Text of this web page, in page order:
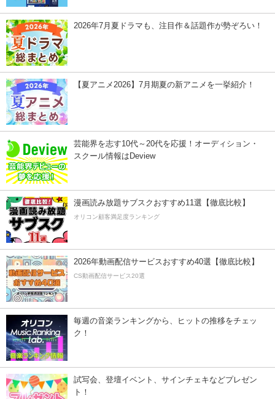
2026年7月夏ドラマも、注目作＆話題作が勢ぞろい！
【夏アニメ2026】7月期夏の新アニメを一挙紹介！
芸能界を志す10代～20代を応援！オーディション・
スクール情報はDeview
漫画読み放題サブスクおすすめ11選【徹底比較】
オリコン顧客満足度ランキング
2026年動画配信サービスおすすめ40選【徹底比較】
CS動画配信サービス20選
毎週の音楽ランキングから、ヒットの推移をチェッ
ク！
試写会、登壇イベント、サインチェキなどプレゼン
ト！